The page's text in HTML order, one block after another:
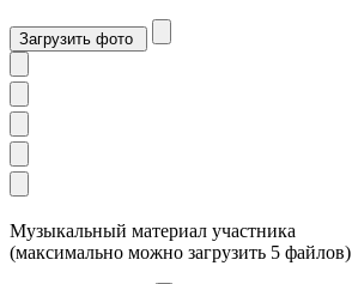
Загрузить фото
Музыкальный материал участника
(максимально можно загрузить 5 файлов)